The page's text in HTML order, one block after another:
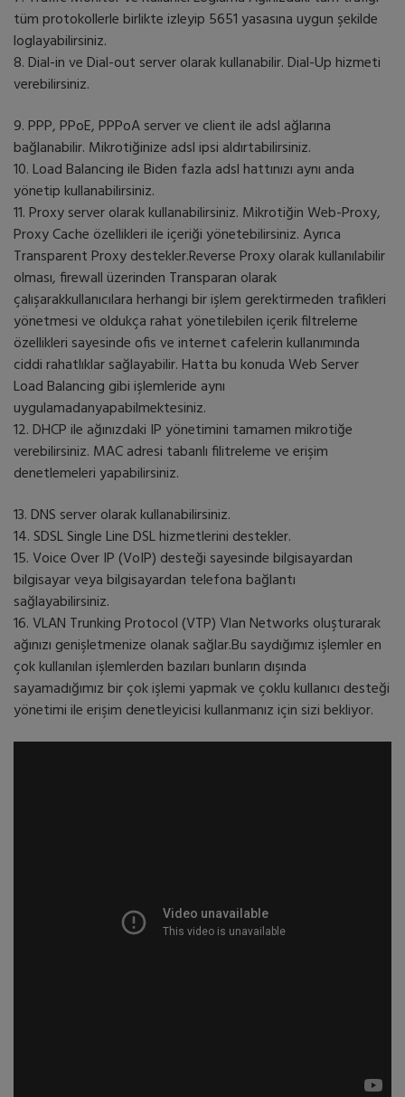
tüm protokollerle birlikte izleyip 5651 yasasına uygun şekilde
loglayabilirsiniz.
8. Dial-in ve Dial-out server olarak kullanabilir. Dial-Up hizmeti
verebilirsiniz.
9. PPP, PPoE, PPPoA server ve client ile adsl ağlarına
bağlanabilir. Mikrotiğinize adsl ipsi aldırtabilirsiniz.
10. Load Balancing ile Biden fazla adsl hattınızı aynı anda
yönetip kullanabilirsiniz.
11. Proxy server olarak kullanabilirsiniz. Mikrotiğin Web-Proxy,
Proxy Cache özellikleri ile içeriği yönetebilirsiniz. Ayrıca
Transparent Proxy destekler.Reverse Proxy olarak kullanılabilir
olması, firewall üzerinden Transparan olarak
çalışarakkullanıcılara herhangi bir işlem gerektirmeden trafikleri
yönetmesi ve oldukça rahat yönetilebilen içerik filtreleme
özellikleri sayesinde ofis ve internet cafelerin kullanımında
ciddi rahatlıklar sağlayabilir. Hatta bu konuda Web Server
Load Balancing gibi işlemleride aynı
uygulamadanyapabilmektesiniz.
12. DHCP ile ağınızdaki IP yönetimini tamamen mikrotiğe
verebilirsiniz. MAC adresi tabanlı filitreleme ve erişim
denetlemeleri yapabilirsiniz.
13. DNS server olarak kullanabilirsiniz.
14. SDSL Single Line DSL hizmetlerini destekler.
15. Voice Over IP (VoIP) desteği sayesinde bilgisayardan
bilgisayar veya bilgisayardan telefona bağlantı
sağlayabilirsiniz.
16. VLAN Trunking Protocol (VTP) Vlan Networks oluşturarak
ağınızı genişletmenize olanak sağlar.Bu saydığımız işlemler en
çok kullanılan işlemlerden bazıları bunların dışında
sayamadığımız bir çok işlemi yapmak ve çoklu kullanıcı desteği
yönetimi ile erişim denetleyicisi kullanmanız için sizi bekliyor.